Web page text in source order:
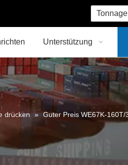
Unterstützung
drücken » Guter Preis WE67K-